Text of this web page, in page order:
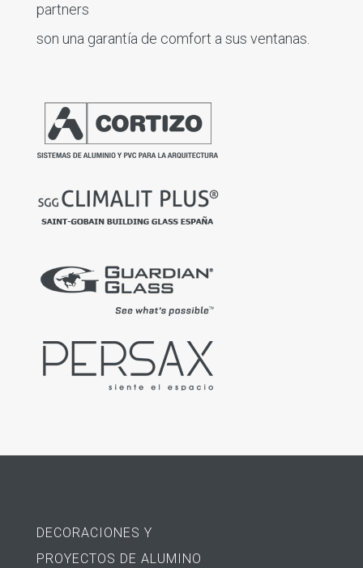
partners
son una garantía de comfort a sus ventanas.
DECORACIONES Y
PROYECTOS DE ALUMINO